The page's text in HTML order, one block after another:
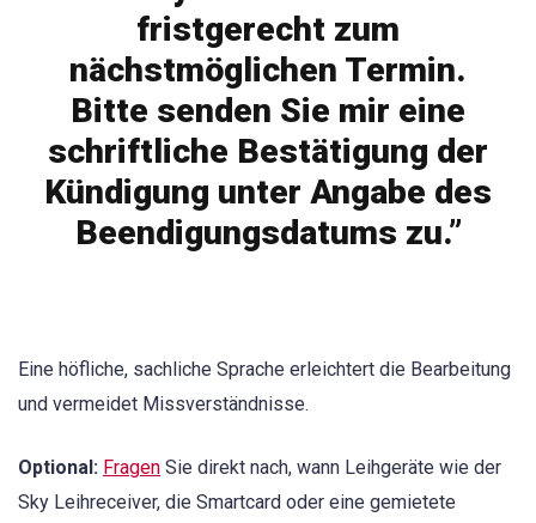
fristgerecht zum
nächstmöglichen Termin.
Bitte senden Sie mir eine
schriftliche Bestätigung der
Kündigung unter Angabe des
Beendigungsdatums zu.”
Eine höfliche, sachliche Sprache erleichtert die Bearbeitung
und vermeidet Missverständnisse.
Optional: Fragen Sie direkt nach, wann Leihgeräte wie der
Sky Leihreceiver, die Smartcard oder eine gemietete